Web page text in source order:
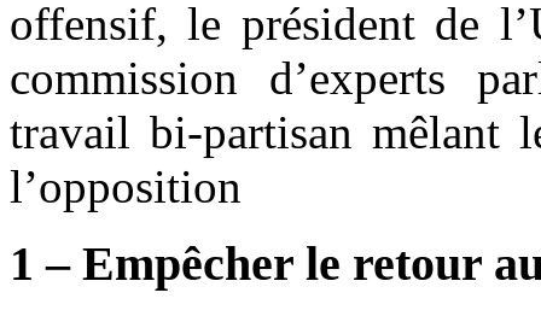
offensif, le président de
commission d’experts
travail bi-partisan mêlant
l’opposition
1 – Empêcher le retour